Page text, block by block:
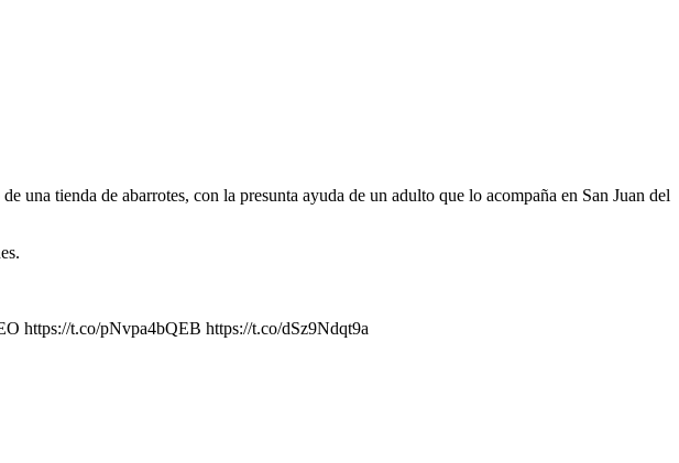
una tienda de abarrotes, con la presunta ayuda de un adulto que lo acompaña en San Juan del
https://t.co/pNvpa4bQEB https://t.co/dSz9Ndqt9a